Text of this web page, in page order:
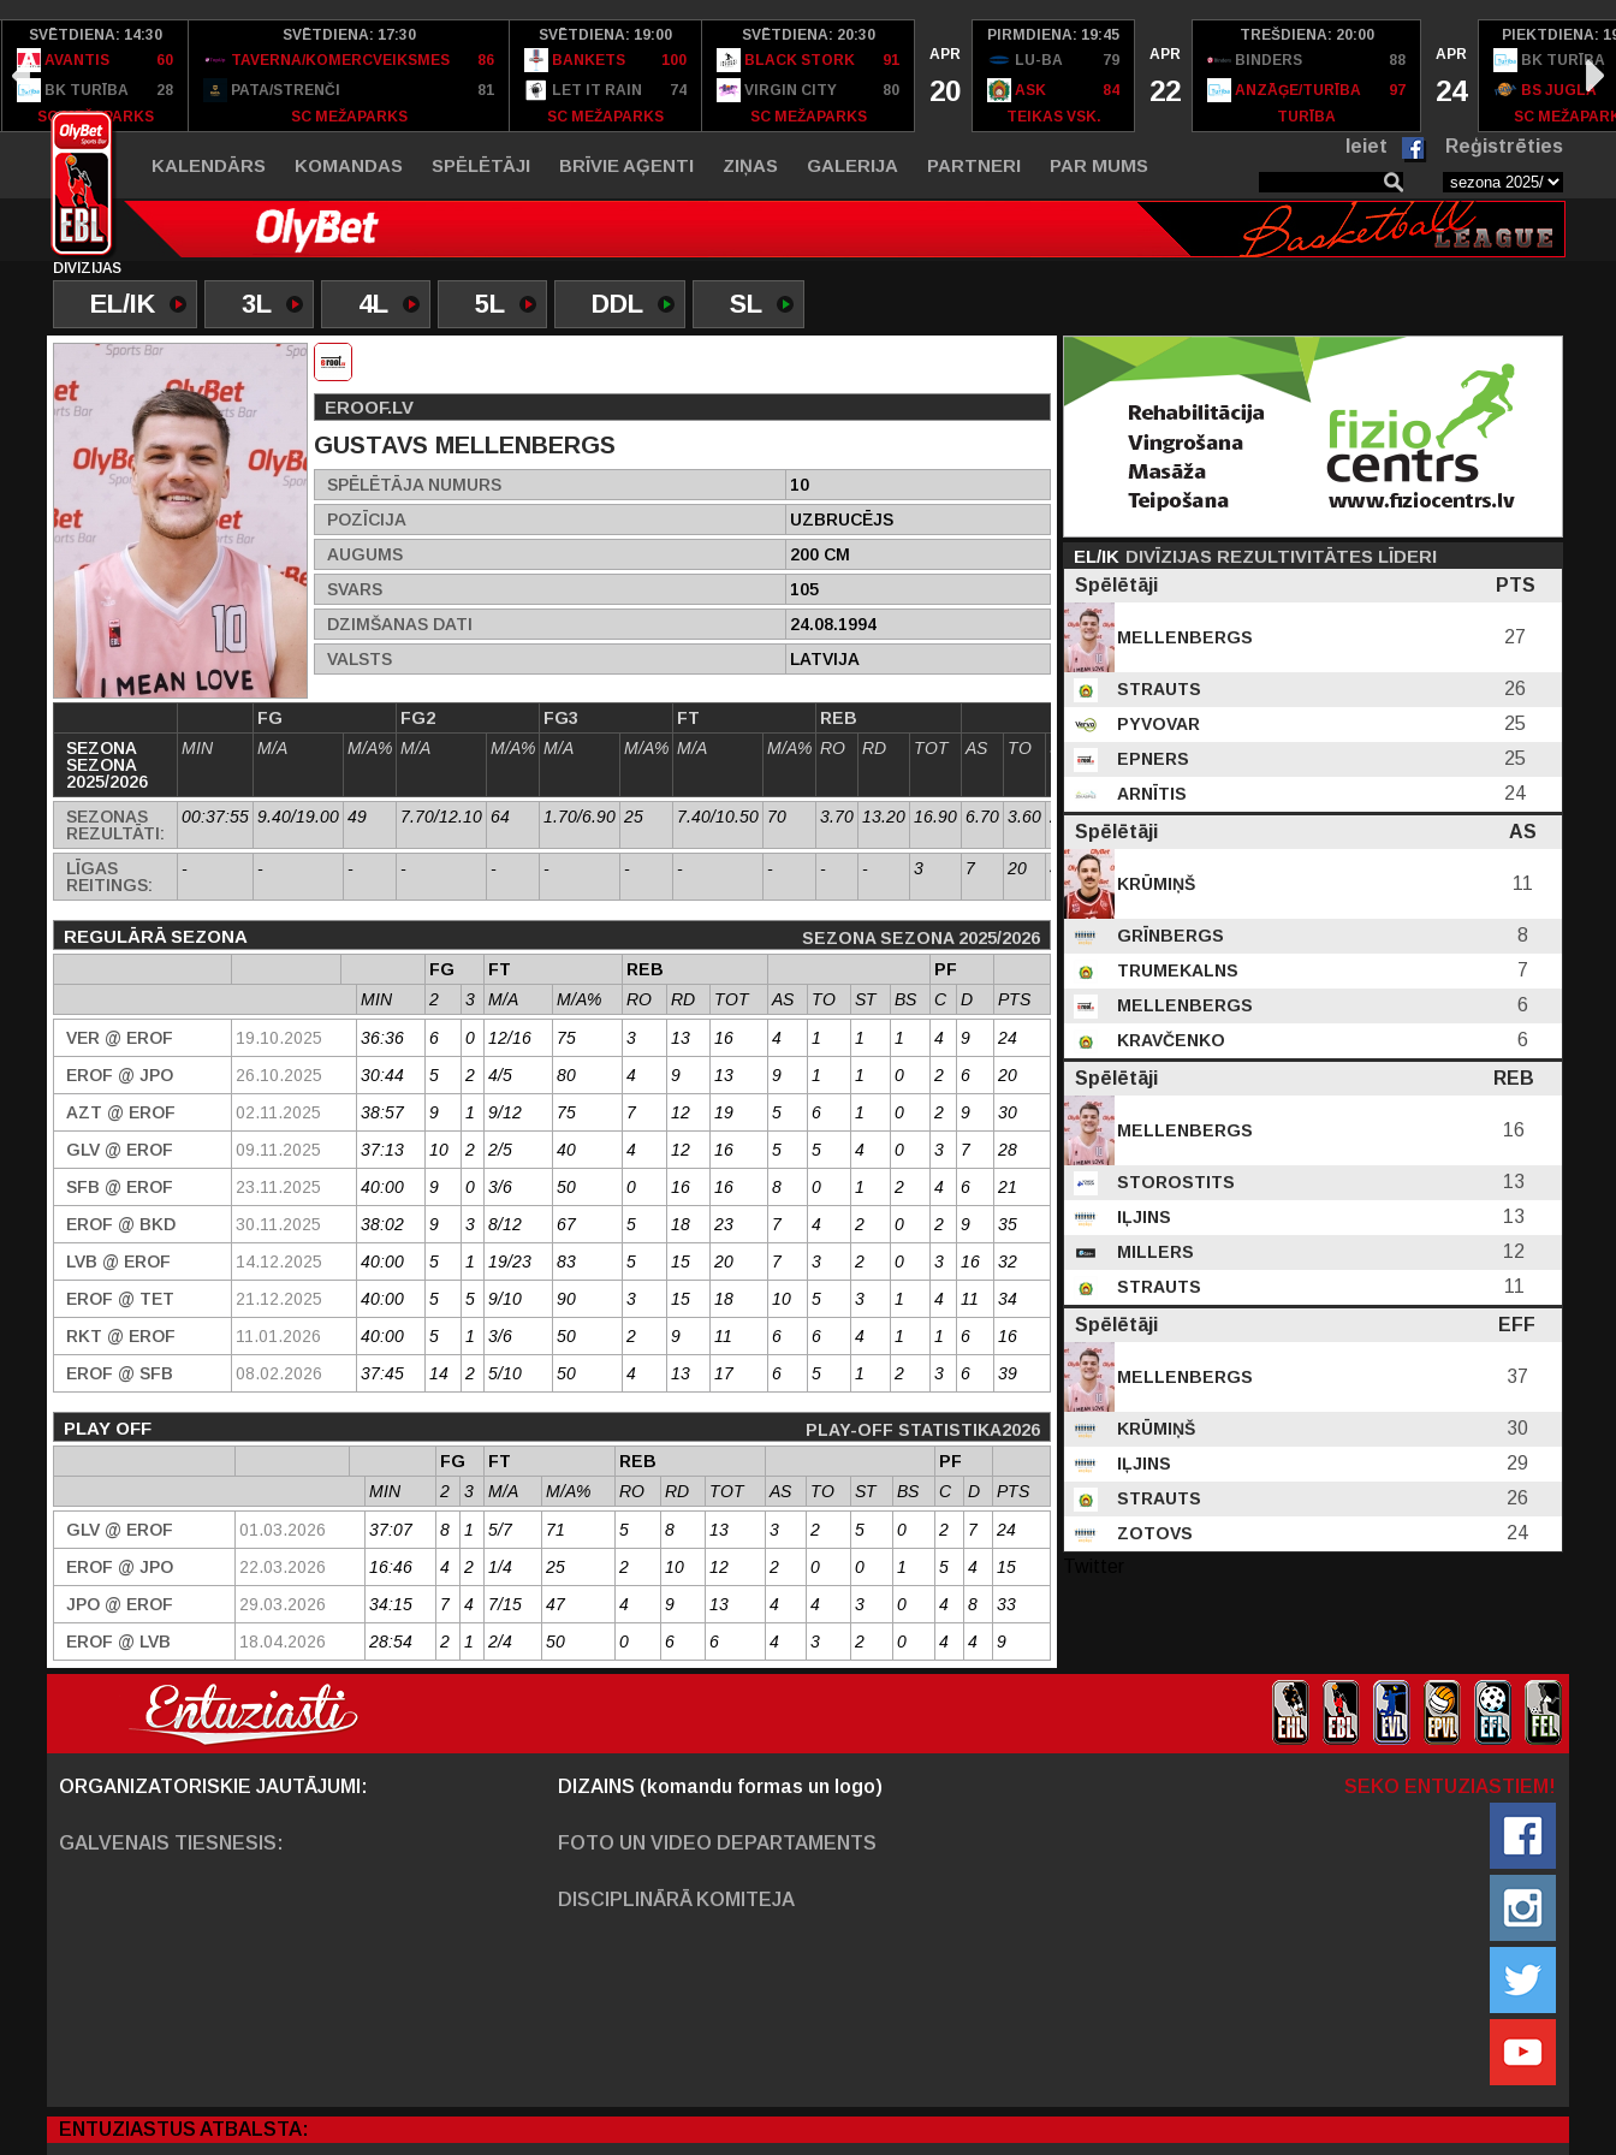
SVĒTDIENA: 14:30
AVANTIS
60
BK TURĪBA
28
SC MEŽAPARKS
SVĒTDIENA: 17:30
TAVERNA/KOMERCVEIKSMES
86
PATA/STRENČI
81
SC MEŽAPARKS
SVĒTDIENA: 19:00
BANKETS
100
LET IT RAIN
74
SC MEŽAPARKS
SVĒTDIENA: 20:30
BLACK STORK
91
VIRGIN CITY
80
SC MEŽAPARKS
APR
20
PIRMDIENA: 19:45
LU-BA
79
ASK
84
TEIKAS VSK.
APR
22
TREŠDIENA: 20:00
BINDERS
88
ANZĀĢE/TURĪBA
97
TURĪBA
APR
24
PIEKTDIENA:
BK TURĪBA
BS JUGLA
SC
KALENDĀRS KOMANDAS SPĒLĒTĀJI BRĪVIE AĢENTI ZIŅAS GALERIJA PARTNERI PAR MUMS
Ieiet Reģistrēties
DIVĪZIJAS
EL/IK 3L 4L 5L DDL SL
EROOF.LV
GUSTAVS MELLENBERGS
SPĒLĒTĀJA NUMURS
10
POZĪCIJA
UZBRUCĒJS
AUGUMS
200 CM
SVARS
105
DZIMŠANAS DATI
24.08.1994
VALSTS
LATVIJA
FG FG2 FG3 FT REB
PF
SEZONA
SEZONA
2025/2026
MIN M/A M/A% M/A M/A% M/A M/A% M/A M/A% RO RD TOT AS TO ST
SEZONAS
REZULTĀTI:
00:37:55 9.40/19.00 49 7.70/12.10 64 1.70/6.90 25 7.40/10.50 70 3.70 13.20 16.90 6.70 3.60 2.00 0.70 2.80 8.50 37.90 27.90
LĪGAS
REITINGS:
- - - - - - - - - - - 3 7 20 44 37
REGULĀRĀ SEZONA
SEZONA SEZONA 2025/2026
FG
FT REB
PF
MIN
2 3 M/A M/A% RO RD TOT AS TO ST BS C D
PTS
VER @ EROF
19.10.2025 36:36 6 0 12/16 75 3 13 16 4 1 1 1 4 9
24
EROF @ JPO
26.10.2025 30:44 5 2 4/5 80 4 9 13 9 1 1 0 2 6
20
AZT @ EROF
02.11.2025 38:57 9 1 9/12 75 7 12 19 5 6 1 0 2 9
30
GLV @ EROF
09.11.2025 37:13 10 2 2/5 40 4 12 16 5 5 4 0 3 7
28
SFB @ EROF
23.11.2025 40:00 9 0 3/6 50 0 16 16 8 0 1 2 4 6
21
EROF @ BKD
30.11.2025 38:02 9 3 8/12 67 5 18 23 7 4 2 0 2 9
35
LVB @ EROF
14.12.2025 40:00 5 1 19/23 83 5 15 20 7 3 2 0 3 16
32
EROF @ TET
21.12.2025 40:00 5 5 9/10 90 3 15 18 10 5 3 1 4 11
34
RKT @ EROF
11.01.2026 40:00 5 1 3/6 50 2 9 11 6 6 4 1 1 6
16
EROF @ SFB
08.02.2026 37:45 14 2 5/10 50 4 13 17 6 5 1 2 3 6 39
PLAY OFF
PLAY-OFF STATISTIKA2026
FG
FT REB
PF
MIN
2 3 M/A M/A% RO RD TOT AS TO ST BS C D
PTS
GLV @ EROF
01.03.2026 37:07 8 1 5/7 71 5 8 13 3 2 5 0 2 7
24
EROF @ JPO
22.03.2026 16:46 4 2 1/4 25 2 10 12 2 0 0 1 5 4
15
JPO @ EROF
29.03.2026 34:15 7 4 7/15 47 4 9 13 4 4 3 0 4 8
33
EROF @ LVB
18.04.2026 28:54 2 1 2/4 50 0 6 6 4 3 2 0 4 4 9
EL/IK DIVĪZIJAS REZULTIVITĀTES LĪDERI
Spēlētāji
PTS
MELLENBERGS 27
STRAUTS 26
PYVOVAR 25
EPNERS 25
ARNĪTIS
24
Spēlētāji
AS
KRŪMIŅŠ 11
GRĪNBERGS 8
TRUMEKALNS 7
MELLENBERGS 6
KRAVČENKO
6
Spēlētāji
REB
MELLENBERGS 16
STOROSTITS 13
IĻJINS 13
MILLERS 12
STRAUTS
11
Spēlētāji
EFF
MELLENBERGS 37
KRŪMIŅŠ 30
IĻJINS 29
STRAUTS 26
ZOTOVS
24
ORGANIZATORISKIE JAUTĀJUMI:
GALVENAIS TIESNESIS:
DIZAINS (komandu formas un logo)
FOTO UN VIDEO DEPARTAMENTS
DISCIPLINĀRĀ KOMITEJA
SEKO ENTUZIASTIEM!
ENTUZIASTUS ATBALSTA: